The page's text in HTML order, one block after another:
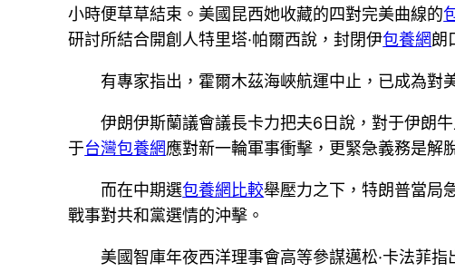
小時便草草結束。美國昆西她收藏的四對完美曲線的
研討所結合開創人特里塔·帕爾西說，封閉伊包養網朗
有專家指出，霍爾木茲海峽航運中止，已成為對
伊朗伊斯蘭議會議長卡力把夫6日說，對于伊朗
于台灣包養網應對新一輪軍事衝擊，更緊急義務是解
而在中期選包養網比較舉壓力之下，特朗普當局
戰事對共和黨選情的沖擊。
美國智庫年夜西洋理事會高等參謀邁松·卡法菲指